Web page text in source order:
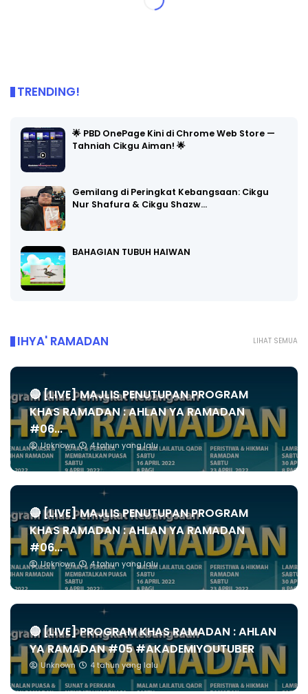
TRENDING!
🌟 PBD OnePage Kini di Chrome Web Store —
Tahniah Cikgu Aiman! 🌟
Gemilang di Peringkat Kebangsaan: Cikgu
Nur Shafura & Cikgu Shazw…
BAHAGIAN TUBUH HAIWAN
LIHAT SEMUA
IHYA' RAMADAN
🔴 [LIVE] MAJLIS PENUTUPAN PROGRAM
KHAS RAMADAN : AHLAN YA RAMADAN
#06...
Unknown 4 tahun yang lalu
🔴 [LIVE] MAJLIS PENUTUPAN PROGRAM
KHAS RAMADAN : AHLAN YA RAMADAN
#06...
Unknown 4 tahun yang lalu
🔴 [LIVE] PROGRAM KHAS RAMADAN : AHLAN
YA RAMADAN #05 #AKADEMIYOUTUBER
Unknown 4 tahun yang lalu